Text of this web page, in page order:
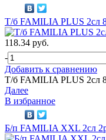
Т/б FAMILIA PLUS 2сл
118.34 руб.
-
Добавить к сравнению
Т/б FAMILIA PLUS 2сл
Далее
В избранное
Б/п FAMILIA XXL 2сл